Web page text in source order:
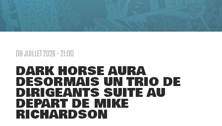
08 JUILLET 2026 - 21:00
DARK HORSE AURA
DÉSORMAIS UN TRIO DE
DIRIGEANTS SUITE AU
DÉPART DE MIKE
RICHARDSON